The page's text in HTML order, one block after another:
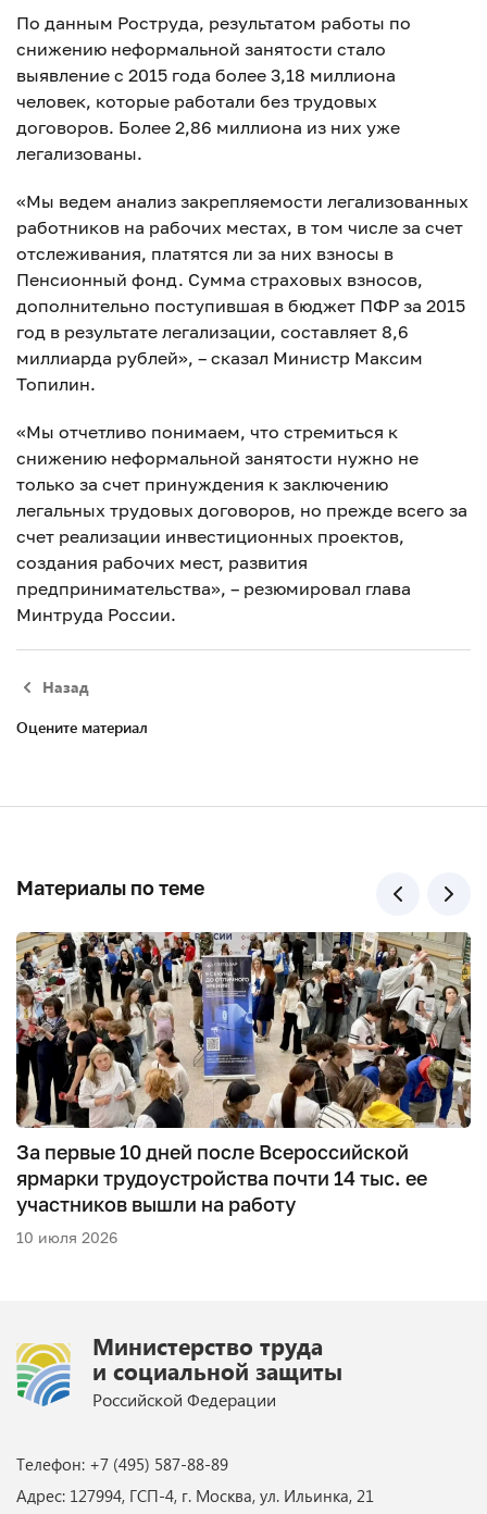
По данным Роструда, результатом работы по
снижению неформальной занятости стало
выявление с 2015 года более 3,18 миллиона
человек, которые работали без трудовых
договоров. Более 2,86 миллиона из них уже
легализованы.
«Мы ведем анализ закрепляемости легализованных
работников на рабочих местах, в том числе за счет
отслеживания, платятся ли за них взносы в
Пенсионный фонд. Сумма страховых взносов,
дополнительно поступившая в бюджет ПФР за 2015
год в результате легализации, составляет 8,6
миллиарда рублей», – сказал Министр Максим
Топилин.
«Мы отчетливо понимаем, что стремиться к
снижению неформальной занятости нужно не
только за счет принуждения к заключению
легальных трудовых договоров, но прежде всего за
счет реализации инвестиционных проектов,
создания рабочих мест, развития
предпринимательства», – резюмировал глава
Минтруда России.
Назад
Оцените материал
Материалы по теме
За первые 10 дней после Всероссийской
ярмарки трудоустройства почти 14 тыс. ее
участников вышли на работу
10 июля 2026
Министерство труда
и социальной защиты
Российской Федерации
Телефон: +7 (495) 587-88-89
Адрес: 127994, ГСП-4, г. Москва, ул. Ильинка, 21